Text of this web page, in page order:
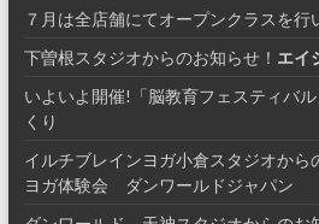
７月は全店舗にてオープンクラスを行
下曽根スタジオからのお知らせ！ エイ
いよいよ開催!「脳教育フェスティバ
くり
イルチブレインヨガ小倉スタジオから
ヨガ体験会 ダンワールドジャパン